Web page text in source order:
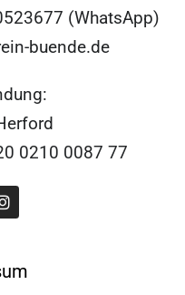
(WhatsApp)
buende.de
0210 0087 77